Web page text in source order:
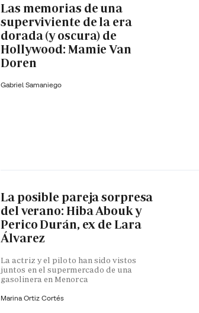
Las memorias de una
superviviente de la era
dorada (y oscura) de
Hollywood: Mamie Van
Doren
Gabriel Samaniego
La posible pareja sorpresa
del verano: Hiba Abouk y
Perico Durán, ex de Lara
Álvarez
La actriz y el piloto han sido vistos
juntos en el supermercado de una
gasolinera en Menorca
Marina Ortiz Cortés